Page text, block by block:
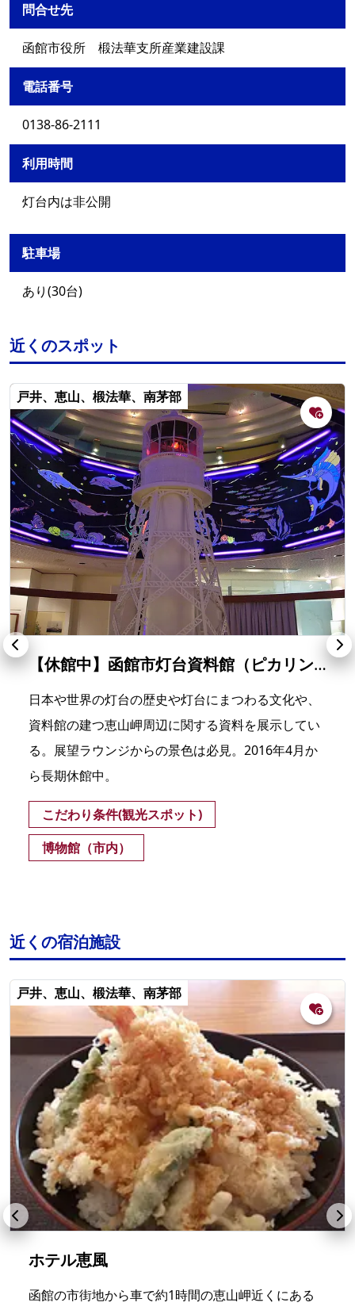
問合せ先
函館市役所 椴法華支所産業建設課
電話番号
0138-86-2111
利用時間
灯台内は非公開
駐車場
あり(30台)
近くのスポット
戸井、恵山、椴法華、南茅部
【休館中】函館市灯台資料館（ピカリン館）
日本や世界の灯台の歴史や灯台にまつわる文化や、
資料館の建つ恵山岬周辺に関する資料を展示してい
る。展望ラウンジからの景色は必見。2016年4月か
ら長期休館中。
こだわり条件(観光スポット)
博物館（市内）
近くの宿泊施設
戸井、恵山、椴法華、南茅部
ホテル恵風
函館の市街地から車で約1時間の恵山岬近くにある